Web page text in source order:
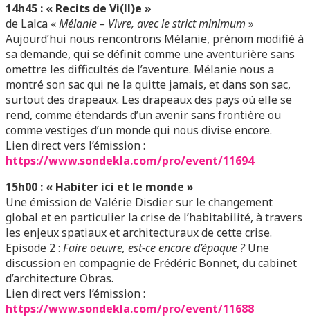
14h45 : « Recits de Vi(ll)e »
de Lalca «Mélanie – Vivre, avec le strict minimum »
Aujourd’hui nous rencontrons Mélanie, prénom modifié à
sa demande, qui se définit comme une aventurière sans
omettre les difficultés de l’aventure. Mélanie nous a
montré son sac qui ne la quitte jamais, et dans son sac,
surtout des drapeaux. Les drapeaux des pays où elle se
rend, comme étendards d’un avenir sans frontière ou
comme vestiges d’un monde qui nous divise encore.
Lien direct vers l’émission:
https://www.sondekla.com/pro/event/11694
15h00 : « Habiter ici et le monde »
Une émission de Valérie Disdier sur le changement
global et en particulier la crise de l’habitabilité, à travers
les enjeux spatiaux et architecturaux de cette crise.
Episode 2 : Faire oeuvre, est-ce encore d’époque ?Une
discussion en compagnie de Frédéric Bonnet, du cabinet
d’architecture Obras.
Lien direct vers l’émission:
https://www.sondekla.com/pro/event/11688